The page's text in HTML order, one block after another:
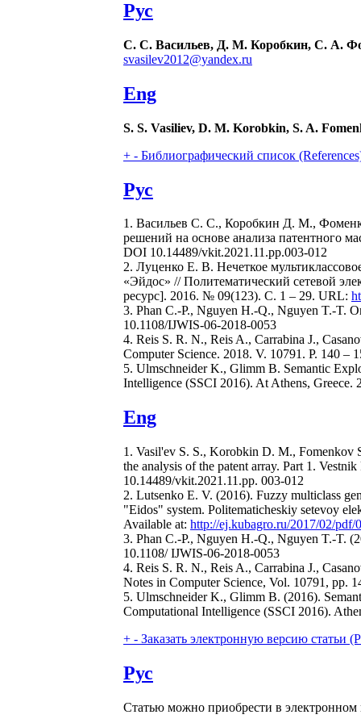
Рус
С. С. Васильев, Д. М. Коробкин, С. А.
svasilev2012@yandex.ru
Eng
S. S. Vasiliev, D. M. Korobkin, S. A.
+ - Библиографический список
Рус
1. Васильев С. С., Коробкин Д. М.,
решений на основе анализа патентного
DOI 10.14489/vkit.2021.11.pp.003-012
2. Луценко Е. В. Нечеткое
«Эйдос» // Политематический сетевой
ресурс]. 2016. № 09(123). С. 1 – 29. URL:
3. Phan C.-P., Nguyen H.-Q., Nguyen T.-T.
10.1108/IJWIS-06-2018-0053
4. Reis S. R. N., Reis A., Carrabina J.,
Computer Science. 2018. V. 10791. P. 140 –
5. Ulmschneider K., Glimm B. Semantic
Intelligence (SSCI 2016). At Athens,
Eng
1. Vasil'ev S. S., Korobkin D. M., Fomenkov
the analysis of the patent array. Part 1.
10.14489/vkit.2021.11.pp. 003-012
2. Lutsenko E. V. (2016). Fuzzy multiclass
"Eidos" system. Politematicheskiy setevoy
Available at: http://ej.kubagro.ru/2017/02/pdf/
3. Phan C.-P., Nguyen H.-Q., Nguyen T.-T.
10.1108/ IJWIS-06-2018-0053
4. Reis S. R. N., Reis A., Carrabina J.,
Notes in Computer Science, Vol. 10791, pp.
5. Ulmschneider K., Glimm B. (2016).
Computational Intelligence (SSCI 2016).
+ - Заказать электронную версию статьи
Рус
Статью можно приобрести в электронном